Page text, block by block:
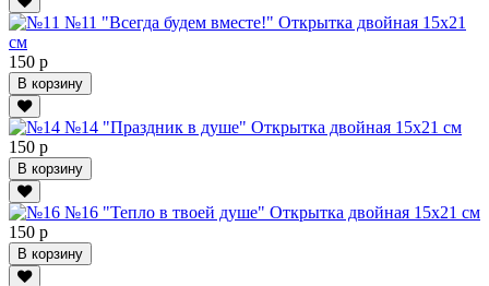
№11 "Всегда будем вместе!" Открытка двойная 15х21
см
150 р
В корзину
№14 "Праздник в душе" Открытка двойная 15х21 см
150 р
В корзину
№16 "Тепло в твоей душе" Открытка двойная 15х21 см
150 р
В корзину